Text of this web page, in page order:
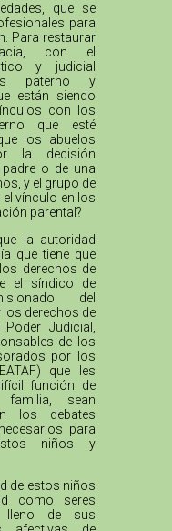
que se
para
Para restaurar
con el
y judicial
paterno y
están siendo
con los
que esté
los abuelos
la decisión
o de una
y el grupo de
vínculo en los
parental?
la autoridad
que tiene que
derechos de
el síndico de
del
los derechos de
Judicial,
de los
por los
que les
función de
sean
los debates
para
niños y
de estos niños
como seres
lleno de sus